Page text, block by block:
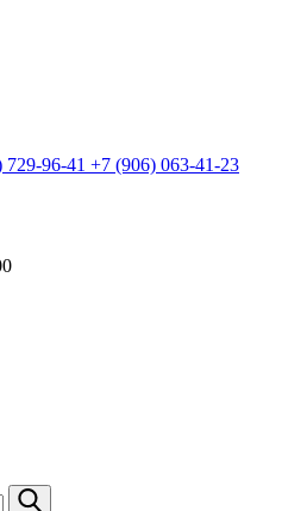
729-96-41 +7 (906) 063-41-23